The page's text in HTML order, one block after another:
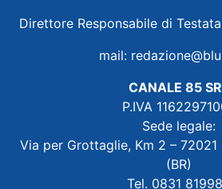
Direttore Responsabile di
mail:
CANALE 85
P.IVA
Sede legale:
Via per Grottaglie, Km 2 – 72021
(BR)
Tel. 0831